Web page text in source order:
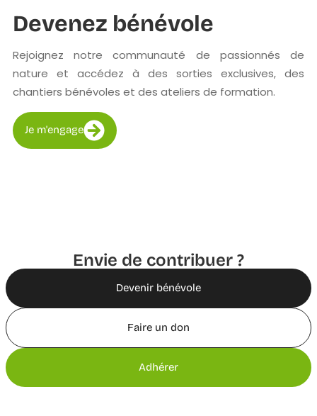
Devenez bénévole
Rejoignez notre communauté de passionnés de
nature et accédez à des sorties exclusives, des
chantiers bénévoles et des ateliers de formation.
Je m'engage
Envie de contribuer ?
Devenir bénévole
Faire un don
Adhérer